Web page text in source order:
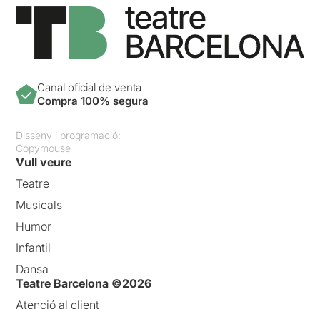
Canal oficial de venta
Compra 100% segura
Disseny i programació:
Copymouse
Vull veure
Teatre
Musicals
Humor
Infantil
Dansa
Teatre Barcelona ©2026
Atenció al client